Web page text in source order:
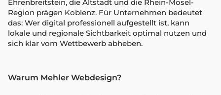
Ehrenbreitstein, die Altstadt und die Rhein-Mosel-
Region prägen Koblenz. Für Unternehmen bedeutet
das: Wer digital professionell aufgestellt ist, kann
lokale und regionale Sichtbarkeit optimal nutzen und
sich klar vom Wettbewerb abheben.
Warum Mehler Webdesign?